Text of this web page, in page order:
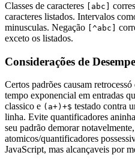
Classes de caracteres
[abc]
caracteres listados. Intervalos
minusculas. Negação
[^abc]
exceto os listados.
Considerações de
Certos padrões causam
tempo exponencial em entradas
classico e (a+)+$ testado contra
linha. Evite quantificadores
seu padrão demorar
atomicos/quantificadores
JavaScript, mas alcançaveis por